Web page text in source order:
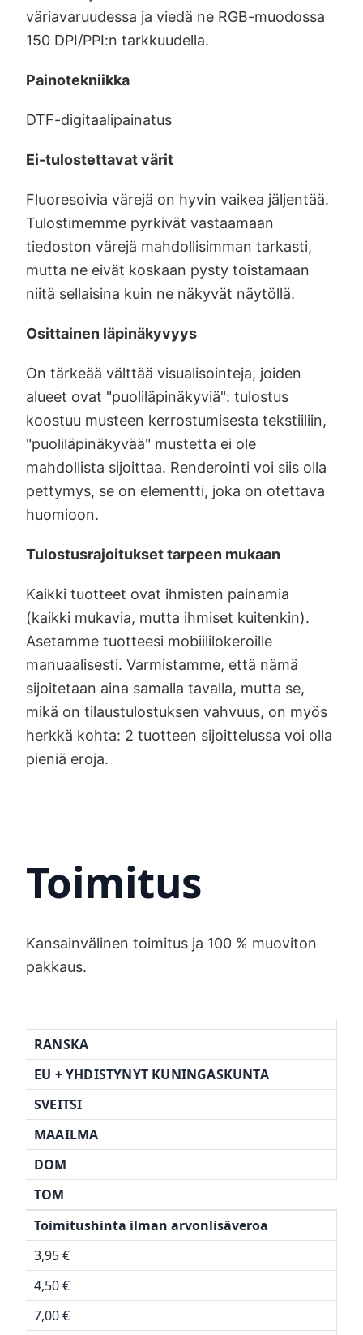
väriavaruudessa ja viedä ne RGB-muodossa
150 DPI/PPI:n tarkkuudella.
Painotekniikka
DTF-digitaalipainatus
Ei-tulostettavat värit
Fluoresoivia värejä on hyvin vaikea jäljentää.
Tulostimemme pyrkivät vastaamaan
tiedoston värejä mahdollisimman tarkasti,
mutta ne eivät koskaan pysty toistamaan
niitä sellaisina kuin ne näkyvät näytöllä.
Osittainen läpinäkyvyys
On tärkeää välttää visualisointeja, joiden
alueet ovat "puoliläpinäkyviä": tulostus
koostuu musteen kerrostumisesta tekstiiliin,
"puoliläpinäkyvää" mustetta ei ole
mahdollista sijoittaa. Renderointi voi siis olla
pettymys, se on elementti, joka on otettava
huomioon.
Tulostusrajoitukset tarpeen mukaan
Kaikki tuotteet ovat ihmisten painamia
(kaikki mukavia, mutta ihmiset kuitenkin).
Asetamme tuotteesi mobiililokeroille
manuaalisesti. Varmistamme, että nämä
sijoitetaan aina samalla tavalla, mutta se,
mikä on tilaustulostuksen vahvuus, on myös
herkkä kohta: 2 tuotteen sijoittelussa voi olla
pieniä eroja.
Toimitus
Kansainvälinen toimitus ja 100 % muoviton
pakkaus.
RANSKA
EU + YHDISTYNYT KUNINGASKUNTA
SVEITSI
MAAILMA
DOM
TOM
Toimitushinta ilman arvonlisäveroa
3,95 €
4,50 €
7,00 €